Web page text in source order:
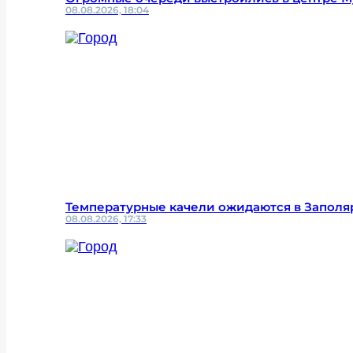
08.08.2026, 18:04
Температурные качели ожидаются в
08.08.2026, 17:33